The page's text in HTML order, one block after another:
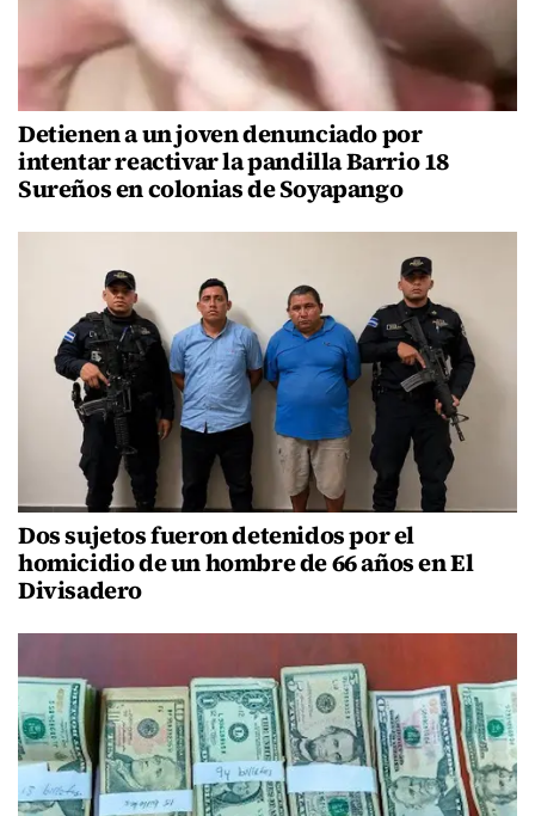
Detienen a un joven denunciado por
intentar reactivar la pandilla Barrio 18
Sureños en colonias de Soyapango
Dos sujetos fueron detenidos por el
homicidio de un hombre de 66 años en El
Divisadero